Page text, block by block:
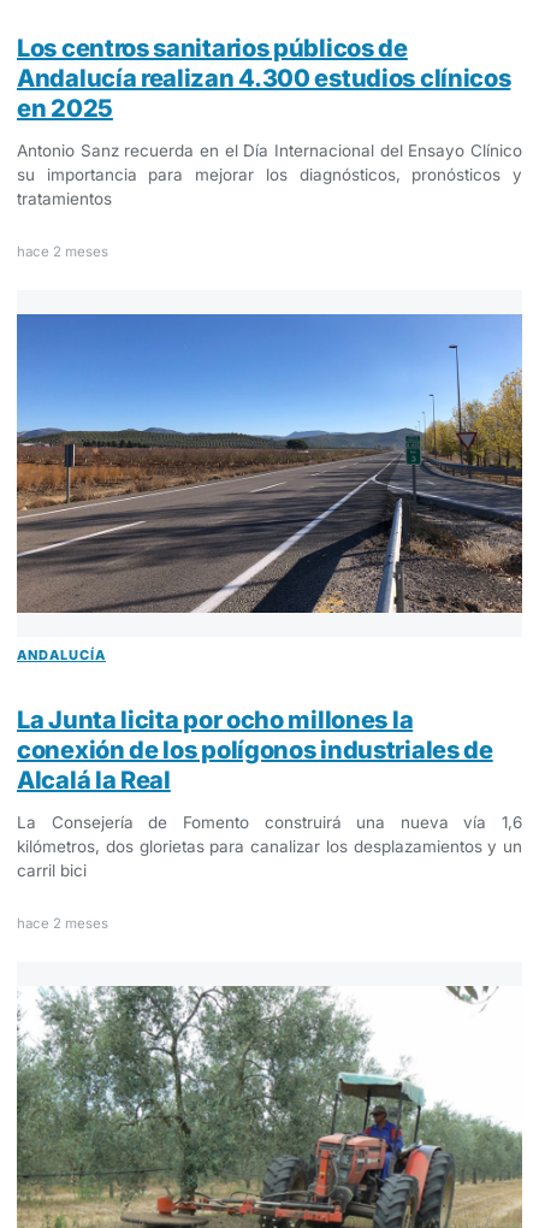
Los centros sanitarios públicos de
Andalucía realizan 4.300 estudios clínicos
en 2025
Antonio Sanz recuerda en el Día Internacional del Ensayo Clínico
su importancia para mejorar los diagnósticos, pronósticos y
tratamientos
hace 2 meses
ANDALUCÍA
La Junta licita por ocho millones la
conexión de los polígonos industriales de
Alcalá la Real
La Consejería de Fomento construirá una nueva vía 1,6
kilómetros, dos glorietas para canalizar los desplazamientos y un
carril bici
hace 2 meses